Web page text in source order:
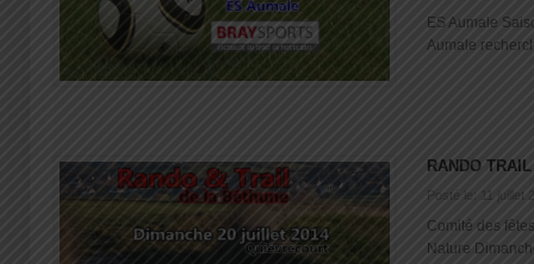
ES Aumale
Aumale
RANDO
Posté le: 11 juillet
Comité des
Nature